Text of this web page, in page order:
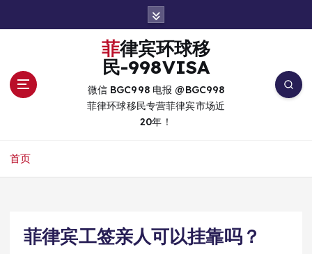
菲律宾环球移
民-998VISA
微信 BGC998 电报 @BGC998
菲律环球移民专营菲律宾市场近
20年！
首页
菲律宾工签亲人可以挂靠吗？